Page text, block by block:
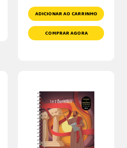
ADICIONAR AO CARRINHO
COMPRAR AGORA